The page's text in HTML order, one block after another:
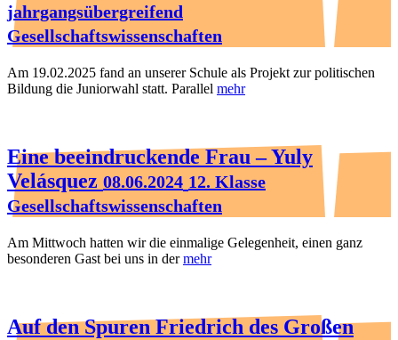
jahrgangsübergreifend
Gesellschaftswissenschaften
Am 19.02.2025 fand an unserer Schule als Projekt zur politischen
Bildung die Juniorwahl statt. Parallel mehr
Eine beeindruckende Frau – Yuly
Velásquez 08.06.2024 12. Klasse
Gesellschaftswissenschaften
Am Mittwoch hatten wir die einmalige Gelegenheit, einen ganz
besonderen Gast bei uns in dermehr
Auf den Spuren Friedrich des Großen